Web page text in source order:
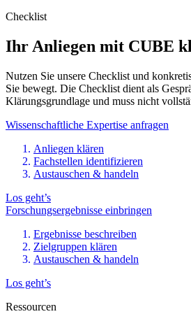
Checklist
Ihr Anliegen mit CUBE
Nutzen Sie unsere Checklist und
Sie bewegt. Die Checklist dient als
Klärungsgrundlage und muss nicht
Wissenschaftliche Expertise anfragen
Anliegen klären
Fachstellen identifizieren
Austauschen & handeln
Los geht’s
Forschungsergebnisse einbringen
Ergebnisse beschreiben
Zielgruppen klären
Austauschen & handeln
Los geht’s
Ressourcen